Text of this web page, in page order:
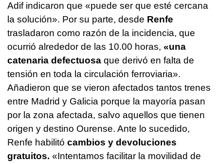
Adif indicaron que «puede ser que esté cercana
la solución». Por su parte, desde Renfe
trasladaron como razón de la incidencia, que
ocurrió alrededor de las 10.00 horas, «una
catenaria defectuosa que derivó en falta de
tensión en toda la circulación ferroviaria».
Añadieron que se vieron afectados tantos trenes
entre Madrid y Galicia porque la mayoría pasan
por la zona afectada, salvo aquellos que tienen
origen y destino Ourense. Ante lo sucedido,
Renfe habilitó cambios y devoluciones
gratuitos. «Intentamos facilitar la movilidad de